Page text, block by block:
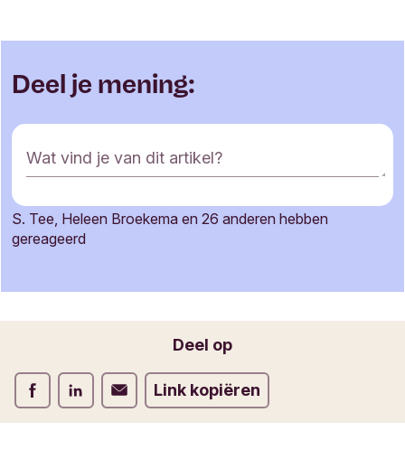
Deel je mening:
R
e
c
t
f
u
i
Wat vind je van dit artikel?
Je naam
Jouw e-mailadres
S. Tee, Heleen Broekema en 26 anderen hebben
gereageerd
Deel op
Deel op Facebook
Deel op LinkedInDeel op Verstuur per email
Link kopiëren